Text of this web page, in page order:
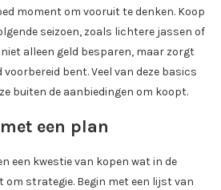
moment om vooruit te denken. Koop
seizoen, zoals lichtere jassen of
alleen geld besparen, maar zorgt
bent. Veel van deze basics
buiten de aanbiedingen om koopt.
een plan
een kwestie van kopen wat in de
om strategie. Begin met een lijst van